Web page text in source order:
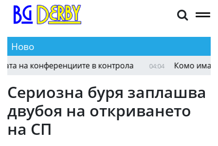
Ново
05:01 Фулъм допусна обрат от носителя на Лигата
Сериозна буря заплашва
двубоя на откриването
на СП